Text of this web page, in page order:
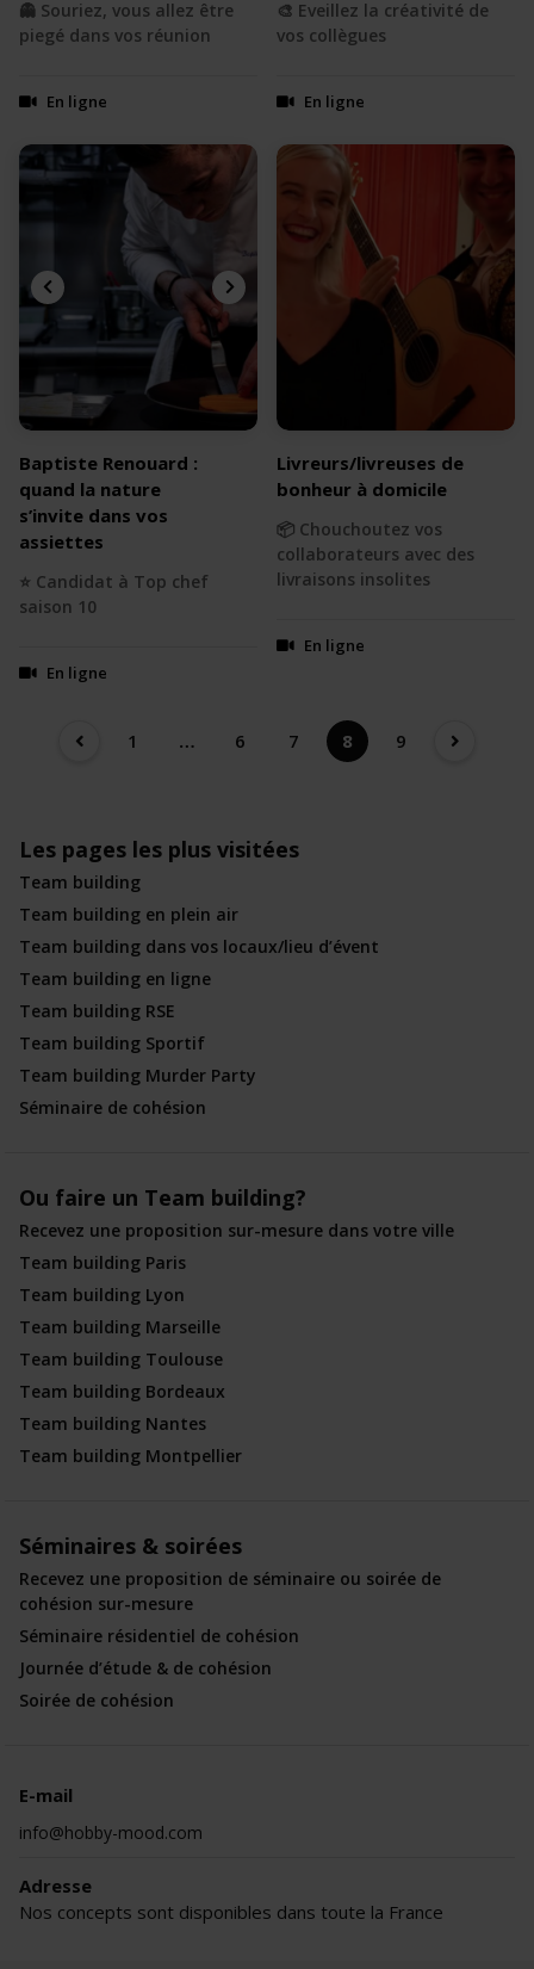
👻 Souriez, vous allez être
piegé dans vos réunion
En ligne
🎨 Eveillez la créativité de
vos collègues
En ligne
Baptiste Renouard :
quand la nature
s’invite dans vos
assiettes
⭐️ Candidat à Top chef
saison 10
En ligne
Livreurs/livreuses de
bonheur à domicile
📦 Chouchoutez vos
collaborateurs avec des
livraisons insolites
En ligne
1 … 6 7 8 9
Les pages les plus visitées
Team building
Team building en plein air
Team building dans vos locaux/lieu d’évent
Team building en ligne
Team building RSE
Team building Sportif
Team building Murder Party
Séminaire de cohésion
Ou faire un Team building?
Recevez une proposition sur-mesure dans votre ville
Team building Paris
Team building Lyon
Team building Marseille
Team building Toulouse
Team building Bordeaux
Team building Nantes
Team building Montpellier
Séminaires & soirées
Recevez une proposition de séminaire ou soirée de
cohésion sur-mesure
Séminaire résidentiel de cohésion
Journée d’étude & de cohésion
Soirée de cohésion
E-mail
info@hobby-mood.com
Adresse
Nos concepts sont disponibles dans toute la France